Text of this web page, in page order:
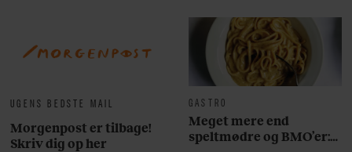
UGENS BEDSTE MAIL
Morgenpost er tilbage!
Skriv dig op her
GASTRO
Meget mere end
speltmødre og BMO’er: